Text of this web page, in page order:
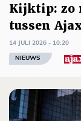
Kijktip: zo
tussen
14 JULI 2026 - 10:20
NIEUWS